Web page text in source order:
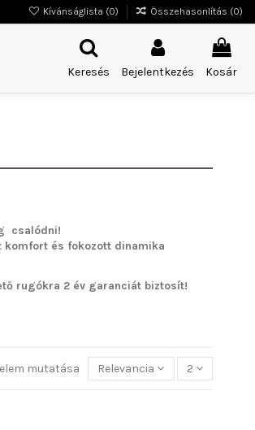
Kívánságlista (0) Összehasonlítás (0)
Keresés Bejelentkezés Kosár
csalódni!
és fokozott dinamika
rugókra 2 év garanciát biztosít!
elem mutatása Relevancia 2